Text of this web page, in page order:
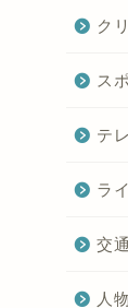
ク
ス
テ
ラ
交通
人物